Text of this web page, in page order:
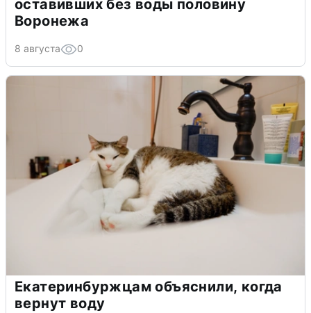
оставивших без воды половину
Воронежа
8 августа 0
Екатеринбуржцам объяснили, когда
вернут воду